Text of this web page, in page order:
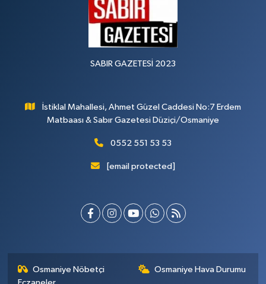
SABIR GAZETESİ 2023
İstiklal Mahallesi, Ahmet Güzel Caddesi No:7 Erdem
Matbaası & Sabır Gazetesi Düziçi/Osmaniye
0552 551 53 53
[email protected]
Osmaniye Nöbetçi
Osmaniye Hava Durumu